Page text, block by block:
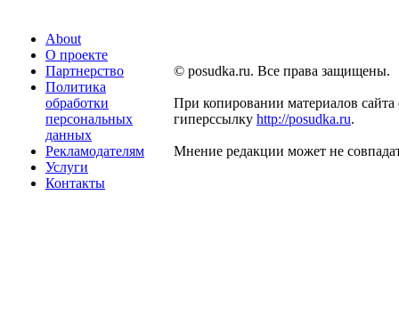
About
О проекте
Партнерство
Политика
обработки
персональных
данных
Рекламодателям
Услуги
Контакты
© posudka.ru. Все права защищены.
При копировании материалов сайта
гиперссылку http://posudka.ru.
Мнение редакции может не